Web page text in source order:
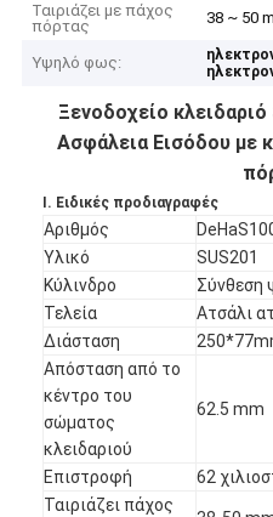
Ταιριάζει με πάχος
πόρτας
38 ~ 50
Υψηλό φως:
Ξενοδοχείο
Ασφάλεια Εισόδου με
Ι. Ειδικές προδιαγραφές
Αριθμός
Υλικό
SUS201
Κύλινδρο
Σύνθεση
Τελεία
Ατσάλι
Διάσταση
Απόσταση από το
κέντρο του
σώματος
κλειδαριού
62.5 mm
Επιστροφή
62
Ταιριάζει πάχος